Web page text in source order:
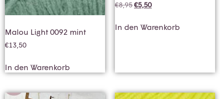
Malou Light 0092 mint
€13,50
In den Warenkorb
€8,95€5,50
In den Warenkorb